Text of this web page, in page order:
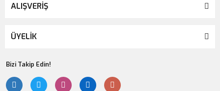
ALIŞVERİŞ
ÜYELİK
Bizi Takip Edin!